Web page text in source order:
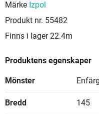
Märke Izpol
Produkt nr. 55482
Finns i lager 22.4m
Produktens egenskaper
Mönster
Bredd 145